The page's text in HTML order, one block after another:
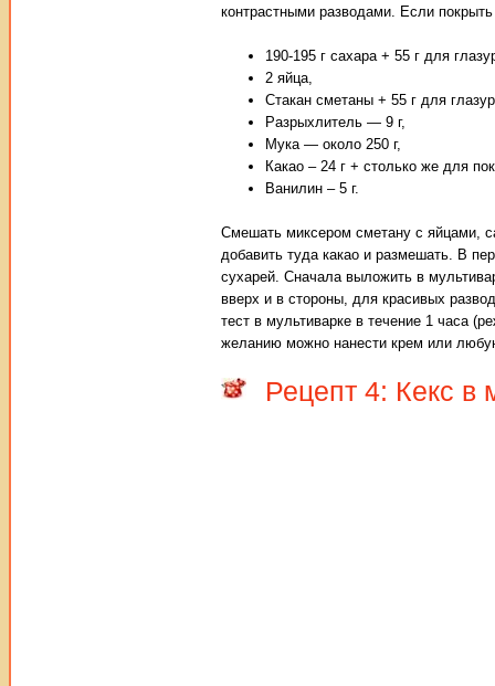
контрастными разводами. Если
190-195 г сахара + 55 г для
2 яйца,
Стакан сметаны + 55 г для
Разрыхлитель — 9 г,
Мука — около 250 г,
Какао – 24 г + столько же для
Ванилин – 5 г.
Смешать миксером сметану с яйцами,
добавить туда какао и размешать. В
сухарей. Сначала выложить в
вверх и в стороны, для красивых
тест в мультиварке в течение 1 часа
желанию можно нанести крем или
Рецепт 4: Кекс в